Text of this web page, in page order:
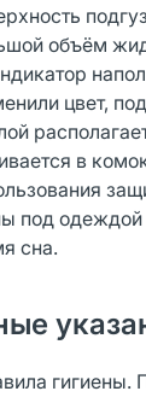
объём
цвет,
в
под
сна.
гигиены.